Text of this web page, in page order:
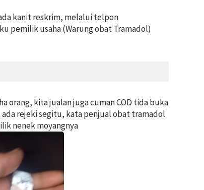
kanit reskrim, melalui telpon
pemilik usaha (Warung obat Tramadol)
orang, kita jualan juga cuman COD tida buka
rejeki segitu, kata penjual obat tramadol
nenek moyangnya